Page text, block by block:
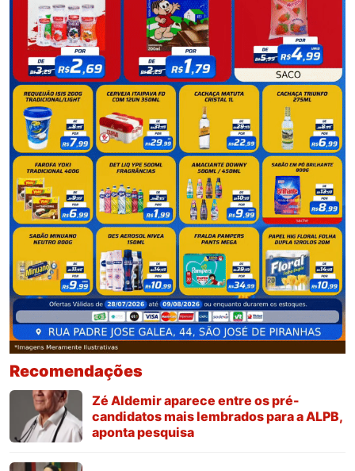
Recomendações
Zé Aldemir aparece entre os pré-
candidatos mais lembrados para a ALPB,
aponta pesquisa